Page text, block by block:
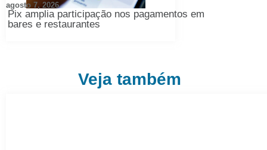
Pix amplia participação nos pagamentos em
bares e restaurantes
agosto 7, 2026
Veja também